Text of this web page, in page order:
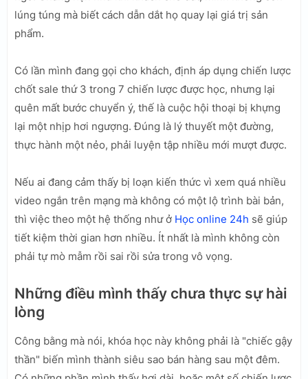
lúng túng mà biết cách dẫn dắt họ quay lại giá trị sản
phẩm.
Có lần mình đang gọi cho khách, định áp dụng chiến lược
chốt sale thứ 3 trong 7 chiến lược được học, nhưng lại
quên mất bước chuyển ý, thế là cuộc hội thoại bị khựng
lại một nhịp hơi ngượng. Đúng là lý thuyết một đường,
thực hành một nẻo, phải luyện tập nhiều mới mượt được.
Nếu ai đang cảm thấy bị loạn kiến thức vì xem quá nhiều
video ngắn trên mạng mà không có một lộ trình bài bản,
thì việc theo một hệ thống như ở Học online 24h sẽ giúp
tiết kiệm thời gian hơn nhiều. Ít nhất là mình không còn
phải tự mò mẫm rồi sai rồi sửa trong vô vọng.
Những điều mình thấy chưa thực sự hài
lòng
Công bằng mà nói, khóa học này không phải là "chiếc gậy
thần" biến mình thành siêu sao bán hàng sau một đêm.